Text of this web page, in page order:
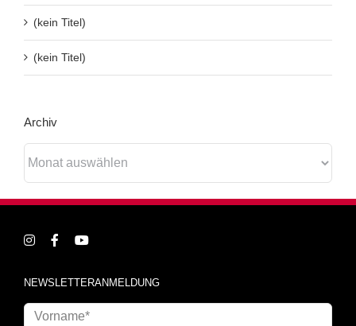
(kein Titel)
(kein Titel)
Archiv
NEWSLETTERANMELDUNG